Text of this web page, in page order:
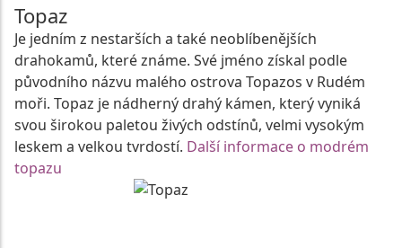
Topaz
Je jedním z nestarších a také neoblíbenějších
drahokamů, které známe. Své jméno získal podle
původního názvu malého ostrova Topazos v Rudém
moři. Topaz je nádherný drahý kámen, který vyniká
svou širokou paletou živých odstínů, velmi vysokým
leskem a velkou tvrdostí. Další informace o modrém
topazu